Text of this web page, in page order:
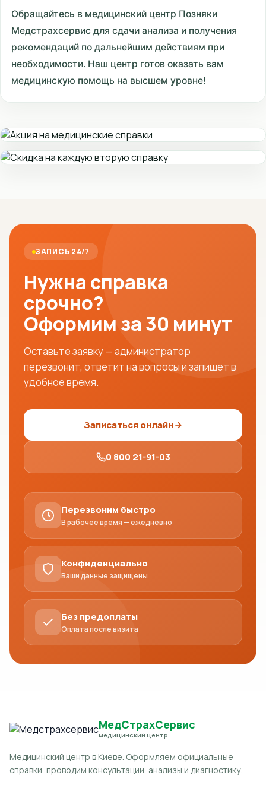
Обращайтесь в медицинский центр Позняки
Медстрахсервис для сдачи анализа и получения
рекомендаций по дальнейшим действиям при
необходимости. Наш центр готов оказать вам
медицинскую помощь на высшем уровне!
ЗАПИСЬ 24/7
Нужна справка
срочно?
Оформим за 30 минут
Оставьте заявку — администратор
перезвонит, ответит на вопросы и запишет в
удобное время.
Записаться онлайн
0 800 21-91-03
Перезвоним быстро
В рабочее время — ежедневно
Конфиденциально
Ваши данные защищены
Без предоплаты
Оплата после визита
МедСтрахСервис
медицинский центр
Медицинский центр в Киеве. Оформляем официальные
справки, проводим консультации, анализы и диагностику.